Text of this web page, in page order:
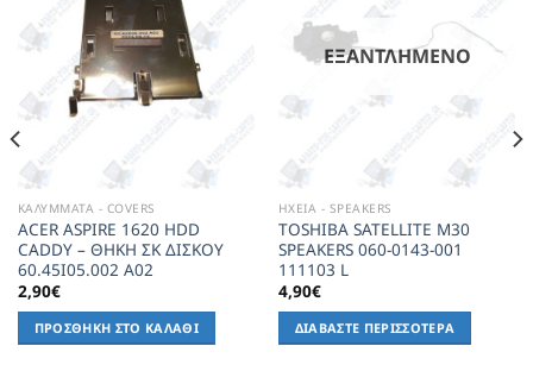
ΚΑΛΥΜΜΑΤΑ - COVERS
ACER ASPIRE 1620 HDD
CADDY – ΘΗΚΗ ΣΚ ΔΙΣΚΟΥ
60.45I05.002 A02
2,90€
ΠΡΟΣΘΉΚΗ ΣΤΟ ΚΑΛΆΘΙ
ΕΞΑΝΤΛΗΜΈΝΟ
ΗΧΕΙΑ - SPEAKERS
TOSHIBA SATELLITE M30
SPEAKERS 060-0143-001
111103 L
4,90€
ΔΙΑΒΆΣΤΕ ΠΕΡΙΣΣΌΤΕΡΑ